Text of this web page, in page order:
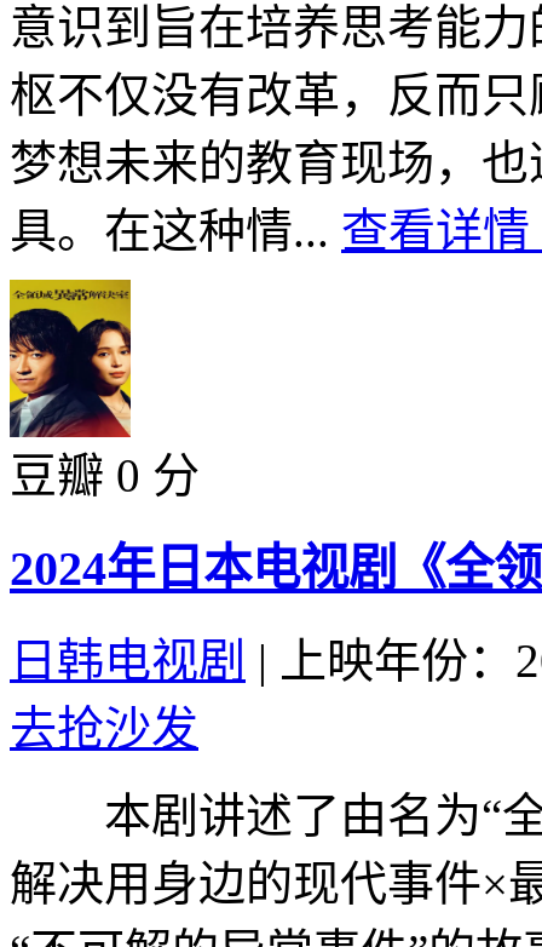
意识到旨在培养思考能
枢不仅没有改革，反而
梦想未来的教育现场，
具。在这种情... 查看详情
豆瓣 0 分
2024年日本电视剧《全
日韩电视剧 |
上映年份：
去抢沙发
本剧讲述了由名为“全
解决用身边的现代事件×